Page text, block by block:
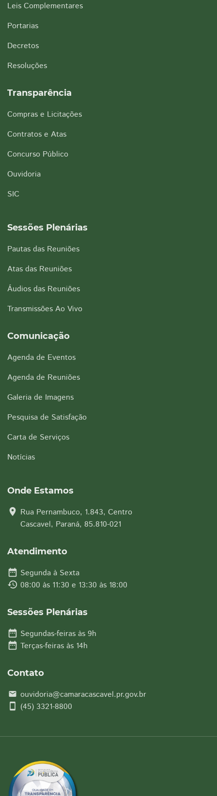
Leis Complementares
Portarias
Decretos
Resoluções
Transparência
Compras e Licitações
Contratos e Atas
Concurso Público
Ouvidoria
SIC
Sessões Plenárias
Pautas das Reuniões
Atas das Reuniões
Áudios das Reuniões
Transmissões Ao Vivo
Comunicação
Agenda de Eventos
Agenda de Reuniões
Galeria de Imagens
Pesquisa de Satisfação
Carta de Serviços
Notícias
Onde Estamos
location_on Rua Pernambuco, 1.843, Centro
Cascavel, Paraná, 85.810-021
Atendimento
date_range Segunda à Sexta
history 08:00 às 11:30 e 13:30 às 18:00
Sessões Plenárias
date_range Segundas-feiras às 9h
date_range Terças-feiras às 14h
Contato
email ouvidoria@camaracascavel.pr.gov.br
smartphone (45) 3321-8800